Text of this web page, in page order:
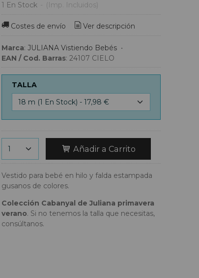
1 En Stock - (Imp. Incluidos)
Costes de envío Ver descripción
Marca: JULIANA Vistiendo Bebés •
EAN / Cod. Barras: 24107 CIELO
TALLA
Añadir a Carrito
Vestido para bebé en hilo y falda estampada
gusanos de colores.
Colección Cabanyal de Juliana primavera
verano. Si no tenemos la talla que necesitas,
consúltanos.